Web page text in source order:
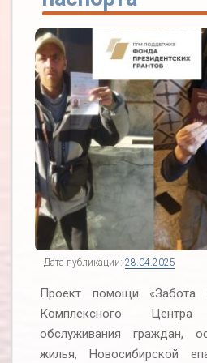
Дата публикации:28.04.2025
Проект помощи «Забота
Комплексного Центра
обслуживания граждан,
жилья, Новосибирской